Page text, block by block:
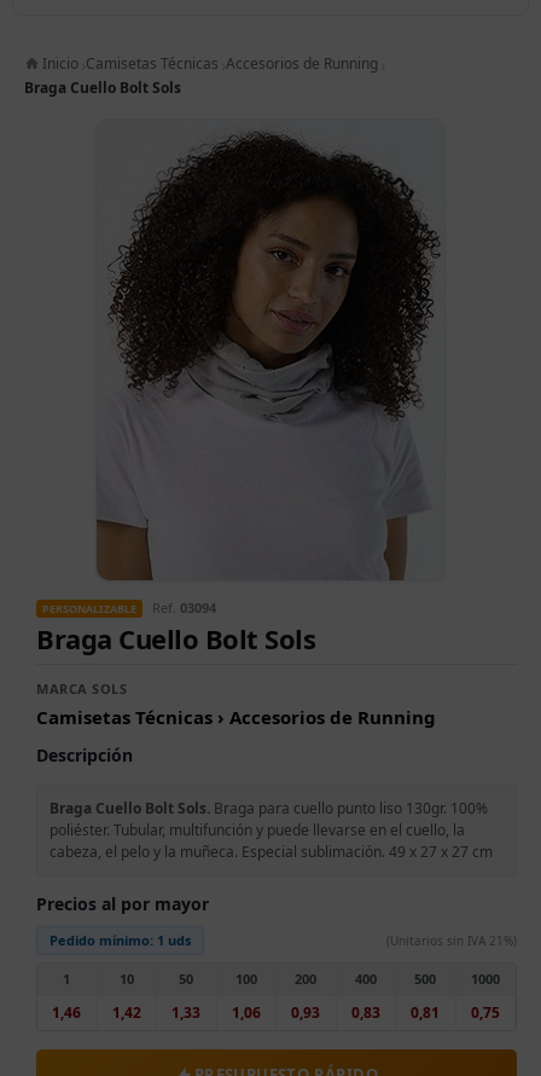
Inicio Camisetas Técnicas Accesorios de Running
Braga Cuello Bolt Sols
PERSONALIZABLE Ref. 03094
Braga Cuello Bolt Sols
MARCA SOLS
Camisetas Técnicas › Accesorios de Running
Descripción
Braga Cuello Bolt Sols. Braga para cuello punto liso 130gr. 100%
poliéster. Tubular, multifunción y puede llevarse en el cuello, la
cabeza, el pelo y la muñeca. Especial sublimación. 49 x 27 x 27 cm
Precios al por mayor
Pedido mínimo: 1 uds (Unitarios sin IVA 21%)
1
1,46
10
1,42
50
1,33
100
1,06
200
0,93
400
0,83
500
0,81
1000
0,75